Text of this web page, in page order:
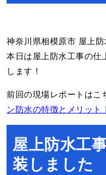
神奈川県相模原市 屋上防
本日は屋上防水工事の仕
します！
前回の現場レポートはこ
ン防水の特徴とメリット
屋上防水工
装しました